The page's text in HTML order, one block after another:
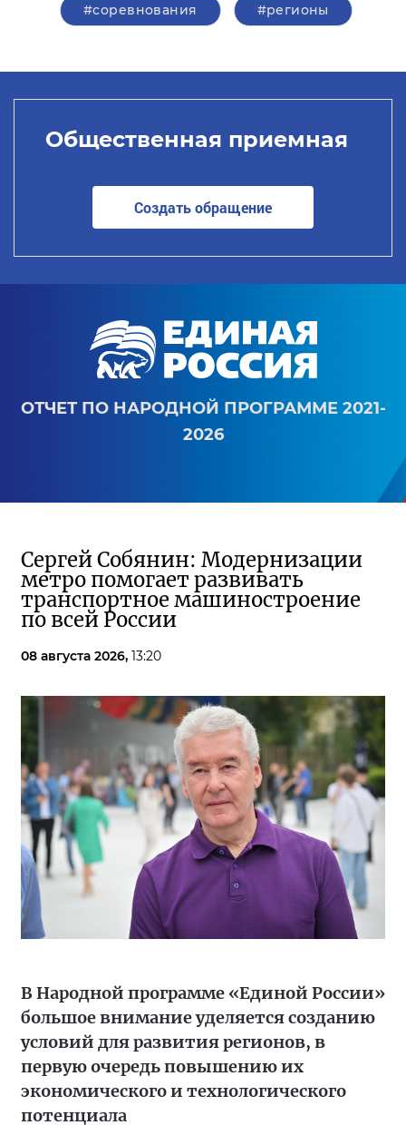
#соревнования #регионы
Общественная приемная
Создать обращение
ОТЧЕТ ПО НАРОДНОЙ ПРОГРАММЕ 2021-
2026
Сергей Собянин: Модернизации
метро помогает развивать
транспортное машиностроение
по всей России
08 августа 2026, 13:20
В Народной программе «Единой России»
большое внимание уделяется созданию
условий для развития регионов, в
первую очередь повышению их
экономического и технологического
потенциала